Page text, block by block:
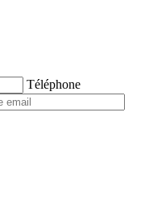
Téléphone